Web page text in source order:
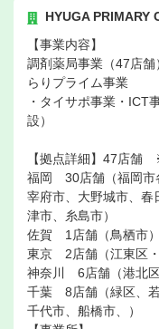
HYUGA PRIMARY
【事業内容】
調剤薬局事業（47店
らりプライム事業
・タイサポ事業・ICT
設）
【拠点詳細】47店舗
福岡 30店舗（福岡市
宰府市、大野城市、春
津市、糸島市）
佐賀 1店舗（鳥栖市）
東京 2店舗（江東区・
神奈川 6店舗（港北区
千葉 8店舗（緑区、
千代市、船橋市、）